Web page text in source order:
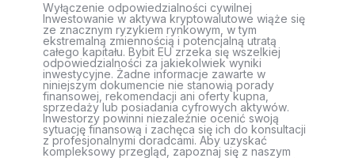
Wyłączenie odpowiedzialności cywilnej
Inwestowanie w aktywa kryptowalutowe wiąże się
ze znacznym ryzykiem rynkowym, w tym
ekstremalną zmiennością i potencjalną utratą
całego kapitału. Bybit EU zrzeka się wszelkiej
odpowiedzialności za jakiekolwiek wyniki
inwestycyjne. Żadne informacje zawarte w
niniejszym dokumencie nie stanowią porady
finansowej, rekomendacji ani oferty kupna,
sprzedaży lub posiadania cyfrowych aktywów.
Inwestorzy powinni niezależnie ocenić swoją
sytuację finansową i zachęca się ich do konsultacji
z profesjonalnymi doradcami. Aby uzyskać
kompleksowy przegląd, zapoznaj się z naszym